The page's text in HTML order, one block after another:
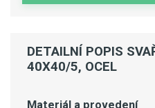
DETAILNÍ POPIS
40X40/5, OCEL
Materiál a provedení